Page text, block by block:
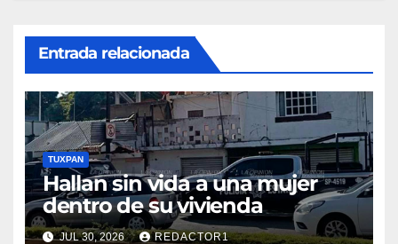
Entrada relacionada
TUXPAN
Hallan sin vida a una mujer
dentro de su vivienda
JUL 30, 2026 REDACTOR1